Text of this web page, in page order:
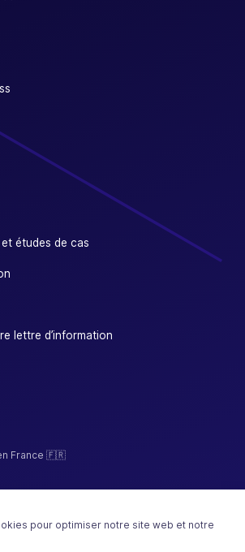
pour optimiser notre site web et notre
études de cas
lettre d’information
France 🇫🇷
/ cookies